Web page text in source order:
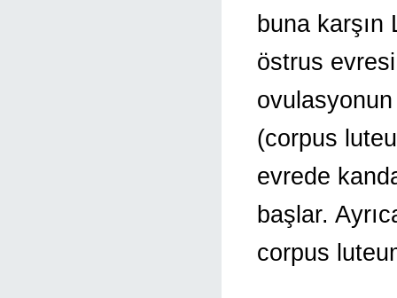
buna karşın
östrus
(corpus
evrede
başlar.
corpus